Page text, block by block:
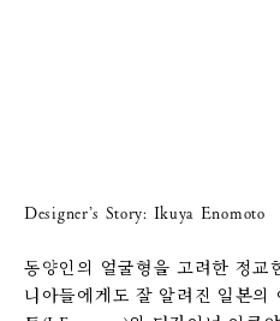
Designer’s Story: Ikuya Enomoto
동양인의 얼굴형을 고려한 정
니아들에게도 잘 알려진 일본의